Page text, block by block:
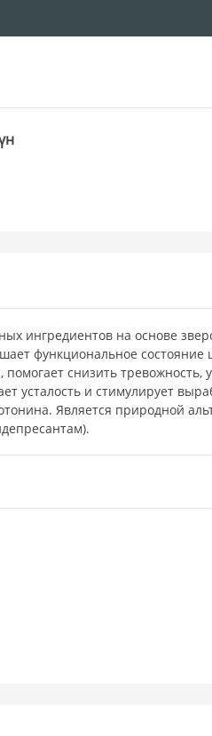
ингредиентов на основе
функциональное состояние
снизить тревожность,
усталость и стимулирует
Является природной